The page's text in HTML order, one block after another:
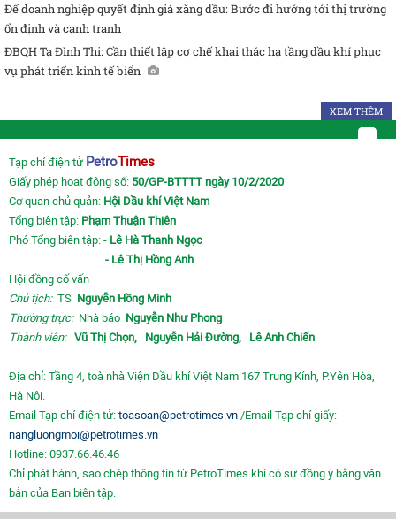
Để doanh nghiệp quyết định giá xăng dầu: Bước đi hướng tới thị trường
ổn định và cạnh tranh
ĐBQH Tạ Đình Thi: Cần thiết lập cơ chế khai thác hạ tầng dầu khí phục
vụ phát triển kinh tế biển
XEM THÊM
Tạp chí điện tử PetroTimes
Giấy phép hoạt động số: 50/GP-BTTTT ngày 10/2/2020
Cơ quan chủ quản: Hội Dầu khí Việt Nam
Tổng biên tập: Phạm Thuận Thiên
Phó Tổng biên tập: - Lê Hà Thanh Ngọc
- Lê Thị Hồng Anh
Hội đồng cố vấn
Chủ tịch:TS Nguyễn Hồng Minh
Thường trực: Nhà báo Nguyễn Như Phong
Thành viên: Vũ Thị Chọn, Nguyễn Hải Đường, Lê Anh Chiến
Địa chỉ: Tầng 4, toà nhà Viện Dầu khí Việt Nam 167 Trung Kính, P.Yên Hòa,
Hà Nội.
Email Tạp chí điện tử: toasoan@petrotimes.vn /Email Tạp chí giấy:
nangluongmoi@petrotimes.vn
Hotline: 0937.66.46.46
Chỉ phát hành, sao chép thông tin từ PetroTimes khi có sự đồng ý bằng văn
bản của Ban biên tập.